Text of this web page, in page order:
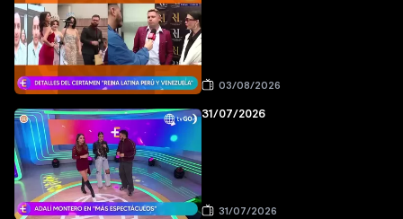
03/08/2026
31/07/2026
31/07/2026